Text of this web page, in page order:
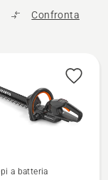
per
Trova il
al caso
Confronta
a batteria